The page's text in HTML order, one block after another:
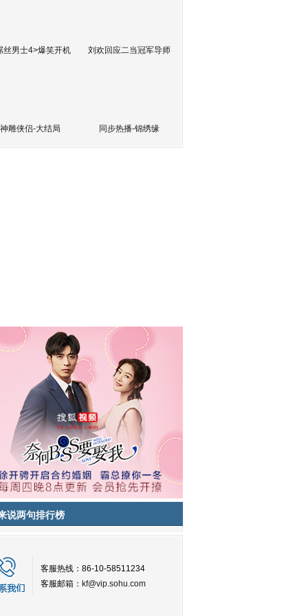
丝男士4>爆笑开机 刘欢回应二当冠军导师
神雕侠侣-大结局 同步热播-锦绣缘
说两句排行榜
客服热线：86-10-58511234
客服邮箱： kf@vip.sohu.com